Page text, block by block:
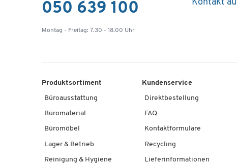
050 639 100
Montag - Freitag: 7.30 - 18.00 Uhr
Kontakt
Produktsortiment
Büroausstattung
Büromaterial
Büromöbel
Lager & Betrieb
Reinigung & Hygiene
Kundenservice
Direktbestellung
FAQ
Kontaktformulare
Recycling
Lieferinformationen